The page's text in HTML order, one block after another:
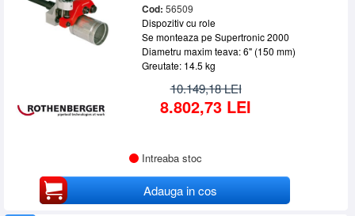
Cod: 56509
Dispozitiv cu role
Se monteaza pe Supertronic 2000
Diametru maxim teava: 6" (150 mm)
Greutate: 14.5 kg
10.149,18 LEI
8.802,73 LEI
Intreaba stoc
Adauga in cos